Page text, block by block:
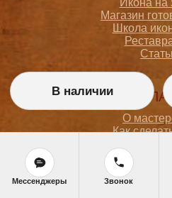
Икона на
Магазин
Школа
О
Как
Политика
Согласие на обработку
Политика обработки
В наличии
Мессенджеры Звонок